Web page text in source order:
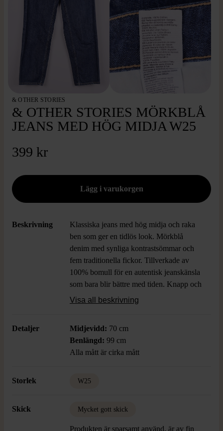
& OTHER STORIES
& OTHER STORIES MÖRKBLÅ
JEANS MED HÖG MIDJA W25
399 kr
Beskrivning
Klassiska jeans med hög midja och raka
ben som ger en tidlös look. Mörkblå
denim med synliga kontrastsömmar och
fem traditionella fickor. Tillverkade av
100% bomull för en autentisk jeanskänsla
som bara blir bättre med tiden. Knapp och
dragkedja framtill samt bälteshällor för
Visa all beskrivning
Detaljer Midjevidd: 70 cm
Benlängd: 99 cm
Alla mått är cirka mått
Storlek W25
Skick Mycket gott skick
Produkten är sparsamt använd, är av fin